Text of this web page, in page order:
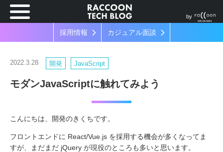
by
採用情報 カジュアル面談
2022.3.28 開発 JavaScript
モダンJavaScriptに触れてみよう
こんにちは、開発のきくちです。
フロントエンドに React/Vue.js を採用する機会が多くなってま
すが、まだまだ jQuery が現役のところも多いと思います。